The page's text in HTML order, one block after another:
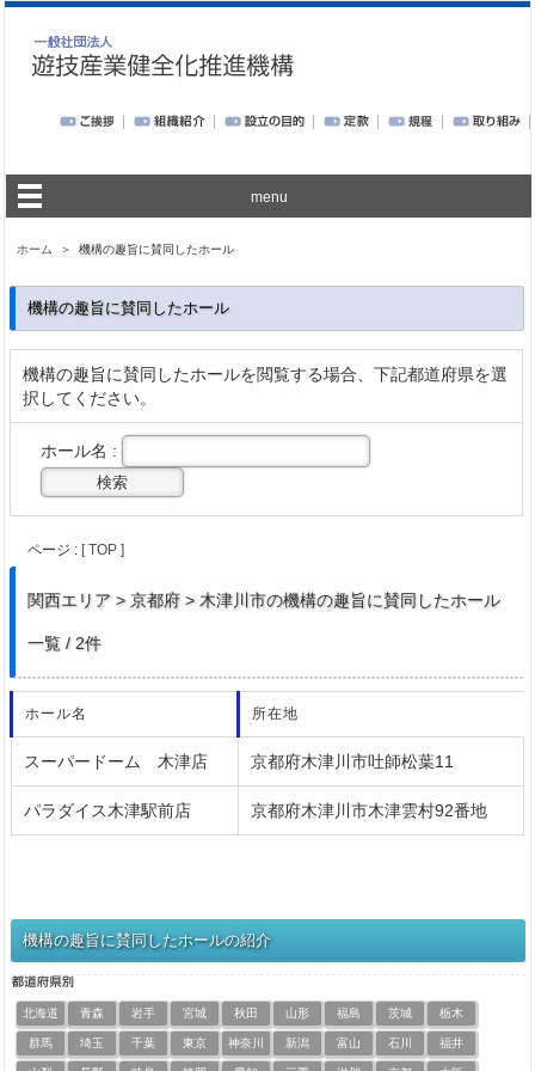
menu
ホーム ＞ 機構の趣旨に賛同したホール
機構の趣旨に賛同したホール
機構の趣旨に賛同したホールを閲覧する場合、下記都道府県を選
択してください。
ホール名 :
ページ : [ TOP ]
関西エリア > 京都府 > 木津川市の機構の趣旨に賛同したホール
一覧 / 2件
ホール名 所在地
スーパードーム 木津店 京都府木津川市吐師松葉11
パラダイス木津駅前店 京都府木津川市木津雲村92番地
機構の趣旨に賛同したホールの紹介
北海道 青森 岩手 宮城 秋田 山形 福島 茨城 栃木
群馬 埼玉 千葉 東京 神奈川 新潟 富山 石川 福井